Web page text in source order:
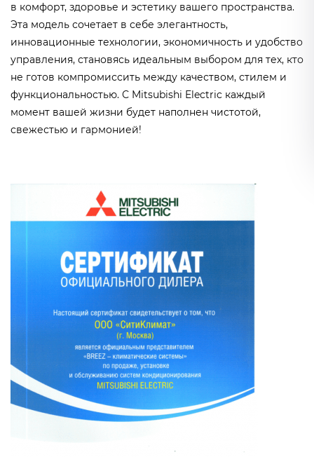
в комфорт, здоровье и эстетику вашего пространства.
Эта модель сочетает в себе элегантность,
инновационные технологии, экономичность и удобство
управления, становясь идеальным выбором для тех, кто
не готов компромиссить между качеством, стилем и
функциональностью. С Mitsubishi Electric каждый
момент вашей жизни будет наполнен чистотой,
свежестью и гармонией!